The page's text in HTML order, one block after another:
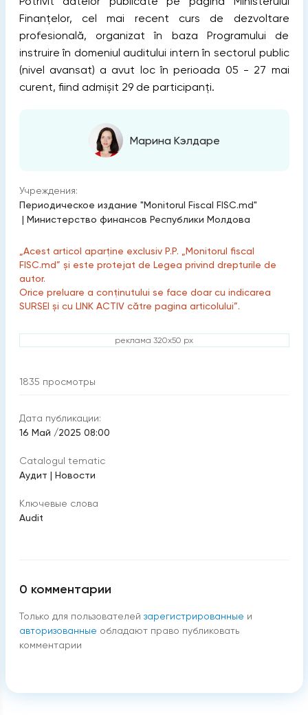
Finanțelor, cel mai recent curs de dezvoltare
profesională, organizat în baza Programului de
instruire în domeniul auditului intern în sectorul public
(nivel avansat) a avut loc în perioada 05 - 27 mai
curent, fiind admișit 29 de participanți.
Марина Кэлдаре
Учреждения:
Периодическое издание "Monitorul Fiscal FISC.md"
| Министерство финансов Республики Молдова
„Acest articol aparține exclusiv P.P. „Monitorul fiscal
FISC.md” și este protejat de Legea privind drepturile de
autor.
Orice preluare a conținutului se face doar cu indicarea
SURSEI și cu LINK ACTIV către pagina articolului”.
реклама 320x50 px
1835 просмотры
Дата публикации:
16 Май /2025 08:00
Catalogul tematic
Aудит | Новости
Ключевые слова
Audit
0 комментарии
Только для пользователей зарегистрированные и
авторизованные обладают право публиковать
комментарии